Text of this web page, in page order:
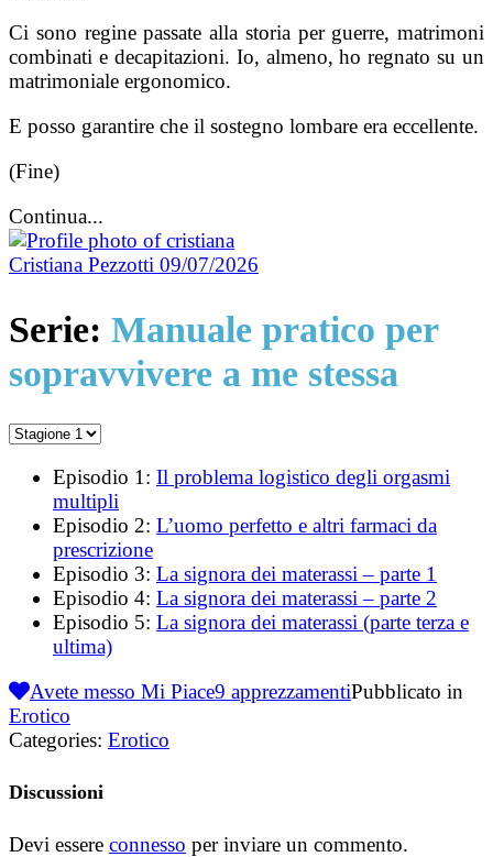
Ci sono regine passate alla storia per guerre, matrimoni
combinati e decapitazioni. Io, almeno, ho regnato su un
matrimoniale ergonomico.
E posso garantire che il sostegno lombare era eccellente.
(Fine)
Continua...
Cristiana Pezzotti 09/07/2026
Serie: Manuale pratico per
sopravvivere a me stessa
Episodio 1: Il problema logistico degli orgasmi
multipli
Episodio 2: L’uomo perfetto e altri farmaci da
prescrizione
Episodio 3: La signora dei materassi – parte 1
Episodio 4: La signora dei materassi – parte 2
Episodio 5: La signora dei materassi (parte terza e
ultima)
Avete messo Mi Piace9 apprezzamentiPubblicato in
Erotico
Categories: Erotico
Discussioni
Devi essere connesso per inviare un commento.